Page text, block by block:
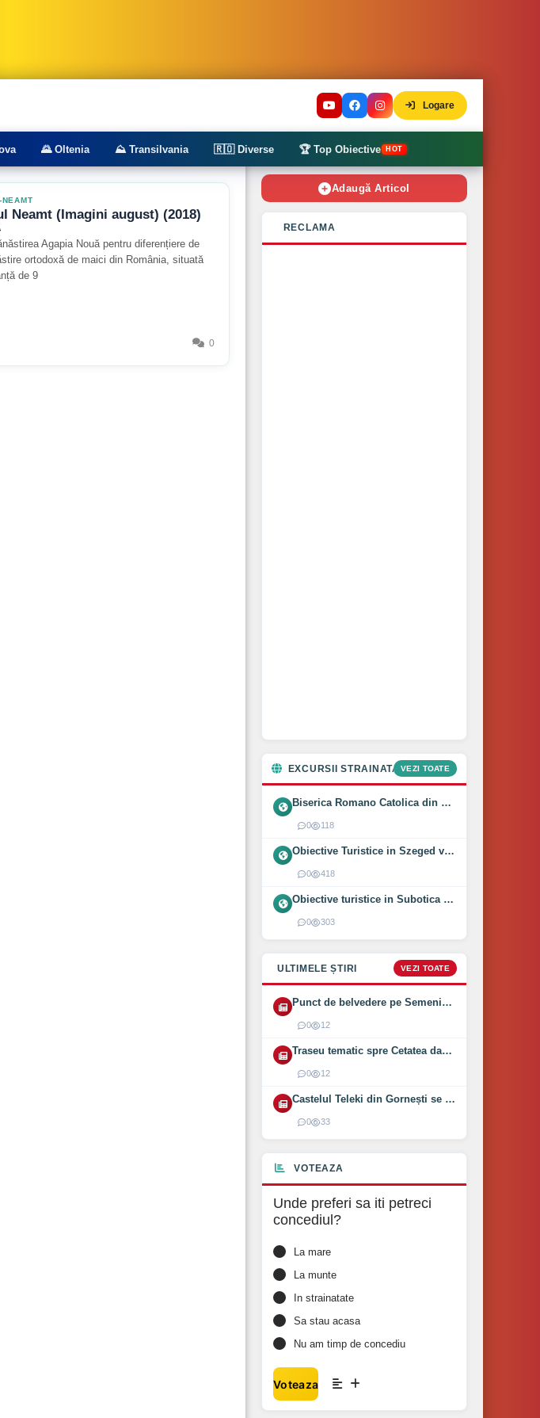
Logare
🌄 Oltenia ⛰️ Transilvania 🇷🇴 Diverse 🏆 Top Obiective HOT
Neamt (Imagini august) (2018)
Agapia Nouă pentru diferențiere de
ortodoxă de maici din România, situată
de 9
0
Adaugă Articol
RECLAMA
EXCURSII STRAINATATEVEZI TOATE
Biserica Romano Catolica din Óföldeák, Ungaria (2025)
0 118
Obiective Turistice in Szeged vizitate intr-o zi (2024)
0 418
Obiective turistice in Subotica vizitate intr-o zi (2024)
0 303
ULTIMELE ȘTIRI VEZI TOATE
Punct de belvedere pe Semenic inaugurat pe 1 August 2026
0 12
Traseu tematic spre Cetatea dacică Bănița deschis (2026)
0 12
Castelul Teleki din Gornești se redeschide pe 1 august 2026
0 33
VOTEAZA
Unde preferi sa iti petreci
concediul?
La mare
La munte
In strainatate
Sa stau acasa
Nu am timp de concediu
Voteaza